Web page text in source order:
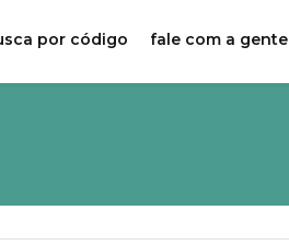
por código fale com a gente